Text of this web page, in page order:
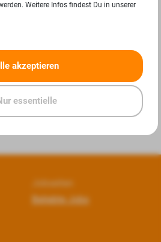
« »
Jobseiten
Beliebte Jobs
Weitere Infos findest Du in unserer
akzeptieren
essentielle